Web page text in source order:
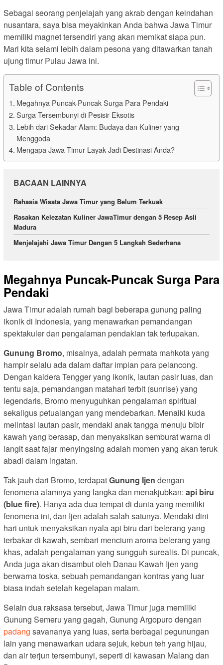
Sebagai seorang penjelajah yang akrab dengan keindahan
nusantara, saya bisa meyakinkan Anda bahwa Jawa Timur
memiliki magnet tersendiri yang akan memikat siapa pun.
Mari kita selami lebih dalam pesona yang ditawarkan tanah
ujung timur Pulau Jawa ini.
Table of Contents
Megahnya Puncak-Puncak Surga Para Pendaki
Surga Tersembunyi di Pesisir Eksotis
Lebih dari Sekadar Alam: Budaya dan Kuliner yang
Menggoda
Mengapa Jawa Timur Layak Jadi Destinasi Anda?
BACAAN LAINNYA
Rahasia Wisata Jawa Timur yang Belum Terkuak
Rasakan Kelezatan Kuliner JawaTimur dengan 5 Resep Asli
Madura
Menjelajahi Jawa Timur Dengan 5 Langkah Sederhana
Megahnya Puncak-Puncak Surga Para
Pendaki
Jawa Timur adalah rumah bagi beberapa gunung paling
ikonik di Indonesia, yang menawarkan pemandangan
spektakuler dan pengalaman pendakian tak terlupakan.
Gunung Bromo, misalnya, adalah permata mahkota yang
hampir selalu ada dalam daftar impian para pelancong.
Dengan kaldera Tengger yang ikonik, lautan pasir luas, dan
tentu saja, pemandangan matahari terbit (sunrise) yang
legendaris, Bromo menyuguhkan pengalaman spiritual
sekaligus petualangan yang mendebarkan. Menaiki kuda
melintasi lautan pasir, mendaki anak tangga menuju bibir
kawah yang berasap, dan menyaksikan semburat warna di
langit saat fajar menyingsing adalah momen yang akan teruk
abadi dalam ingatan.
Tak jauh dari Bromo, terdapatGunung Ijen dengan
fenomena alamnya yang langka dan menakjubkan: api biru
(blue fire). Hanya ada dua tempat di dunia yang memiliki
fenomena ini, dan Ijen adalah salah satunya. Mendaki dini
hari untuk menyaksikan nyala api biru dari belerang yang
terbakar di kawah, sembari mencium aroma belerang yang
khas, adalah pengalaman yang sungguh surealis. Di puncak,
Anda juga akan disambut oleh Danau Kawah Ijen yang
berwarna toska, sebuah pemandangan kontras yang luar
biasa indah setelah kegelapan malam.
Selain dua raksasa tersebut, Jawa Timur juga memiliki
Gunung Semeru yang gagah, Gunung Argopuro dengan
padang savananya yang luas, serta berbagai pegunungan
lain yang menawarkan udara sejuk, kebun teh yang hijau,
dan air terjun tersembunyi, seperti di kawasan Malang dan